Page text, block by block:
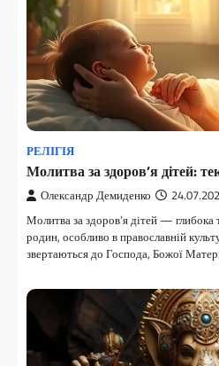
РЕЛІГІЯ
Молитва за здоров’я дітей:
Олександр Демиденко
Молитва за здоров’я дітей — глибока
родин, особливо в православній
звертаються до Господа, Божої